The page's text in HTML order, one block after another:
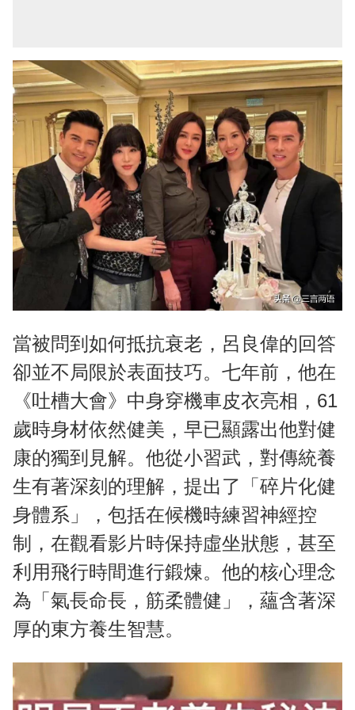
當被問到如何抵抗衰老，呂良偉的回答
卻並不局限於表面技巧。七年前，他在
《吐槽大會》中身穿機車皮衣亮相，61
歲時身材依然健美，早已顯露出他對健
康的獨到見解。他從小習武，對傳統養
生有著深刻的理解，提出了「碎片化健
身體系」，包括在候機時練習神經控
制，在觀看影片時保持虛坐狀態，甚至
利用飛行時間進行鍛煉。他的核心理念
為「氣長命長，筋柔體健」，蘊含著深
厚的東方養生智慧。